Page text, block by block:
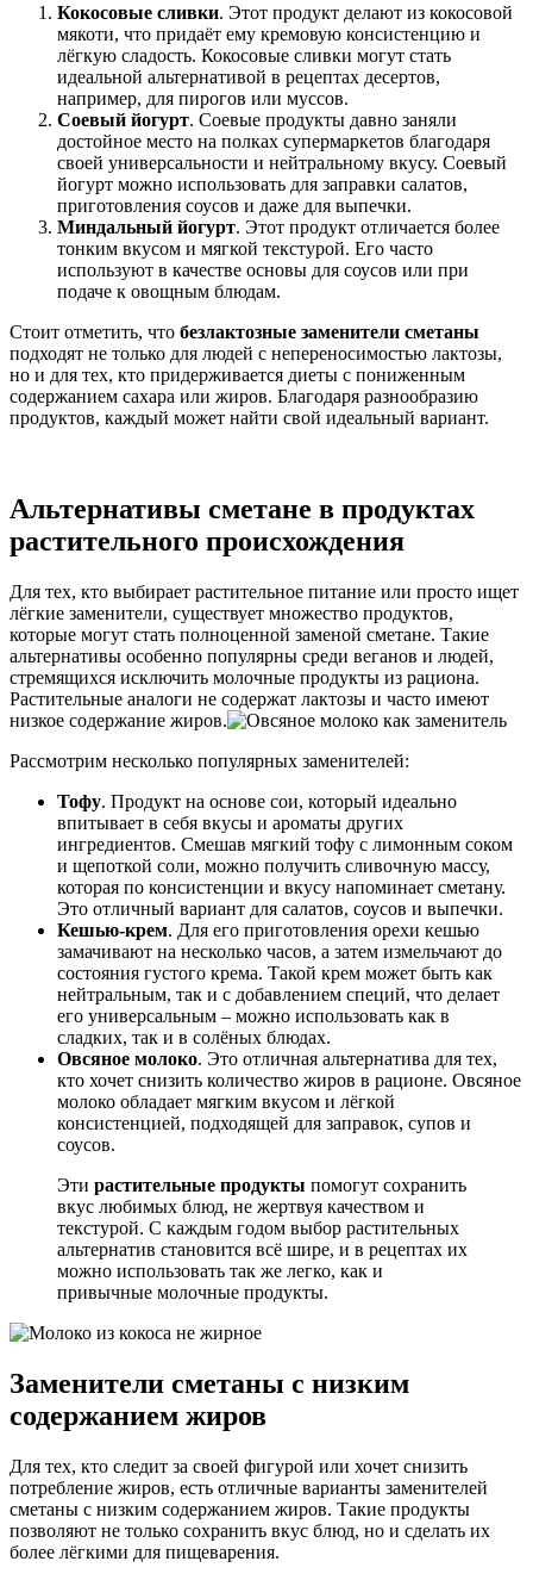
Кокосовые сливки. Этот продукт делают из кокосовой
мякоти, что придаёт ему кремовую консистенцию и
лёгкую сладость. Кокосовые сливки могут стать
идеальной альтернативой в рецептах десертов,
например, для пирогов или муссов.
Соевый йогурт. Соевые продукты давно заняли
достойное место на полках супермаркетов благодаря
своей универсальности и нейтральному вкусу. Соевый
йогурт можно использовать для заправки салатов,
приготовления соусов и даже для выпечки.
Миндальный йогурт. Этот продукт отличается более
тонким вкусом и мягкой текстурой. Его часто
используют в качестве основы для соусов или при
подаче к овощным блюдам.
Стоит отметить, что безлактозные заменители сметаны
подходят не только для людей с непереносимостью лактозы,
но и для тех, кто придерживается диеты с пониженным
содержанием сахара или жиров. Благодаря разнообразию
продуктов, каждый может найти свой идеальный вариант.
Альтернативы сметане в продуктах
растительного происхождения
Для тех, кто выбирает растительное питание или просто ищет
лёгкие заменители, существует множество продуктов,
которые могут стать полноценной заменой сметане. Такие
альтернативы особенно популярны среди веганов и людей,
стремящихся исключить молочные продукты из рациона.
Растительные аналоги не содержат лактозы и часто имеют
низкое содержание жиров.
Рассмотрим несколько популярных заменителей:
Тофу. Продукт на основе сои, который идеально
впитывает в себя вкусы и ароматы других
ингредиентов. Смешав мягкий тофу с лимонным соком
и щепоткой соли, можно получить сливочную массу,
которая по консистенции и вкусу напоминает сметану.
Это отличный вариант для салатов, соусов и выпечки.
Кешью-крем. Для его приготовления орехи кешью
замачивают на несколько часов, а затем измельчают до
состояния густого крема. Такой крем может быть как
нейтральным, так и с добавлением специй, что делает
его универсальным – можно использовать как в
сладких, так и в солёных блюдах.
Овсяное молоко. Это отличная альтернатива для тех,
кто хочет снизить количество жиров в рационе. Овсяное
молоко обладает мягким вкусом и лёгкой
консистенцией, подходящей для заправок, супов и
соусов.
Эти растительные продукты помогут сохранить
вкус любимых блюд, не жертвуя качеством и
текстурой. С каждым годом выбор растительных
альтернатив становится всё шире, и в рецептах их
можно использовать так же легко, как и
привычные молочные продукты.
Заменители сметаны с низким
содержанием жиров
Для тех, кто следит за своей фигурой или хочет снизить
потребление жиров, есть отличные варианты заменителей
сметаны с низким содержанием жиров. Такие продукты
позволяют не только сохранить вкус блюд, но и сделать их
более лёгкими для пищеварения.